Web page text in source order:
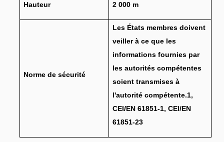
Hauteur 2 000 m
Norme de sécurité
Les États membres doivent
veiller à ce que les
informations fournies par
les autorités compétentes
soient transmises à
l'autorité compétente.1,
CEI/EN 61851-1, CEI/EN
61851-23